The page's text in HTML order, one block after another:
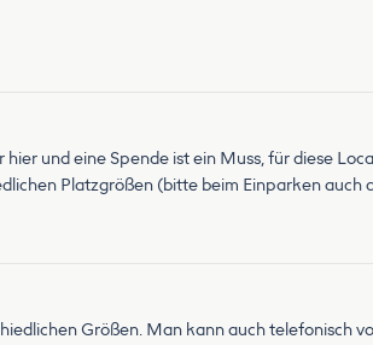
und eine Spende ist ein Muss, für diese
Platzgrößen (bitte beim Einparken auch
Größen. Man kann auch telefonisch